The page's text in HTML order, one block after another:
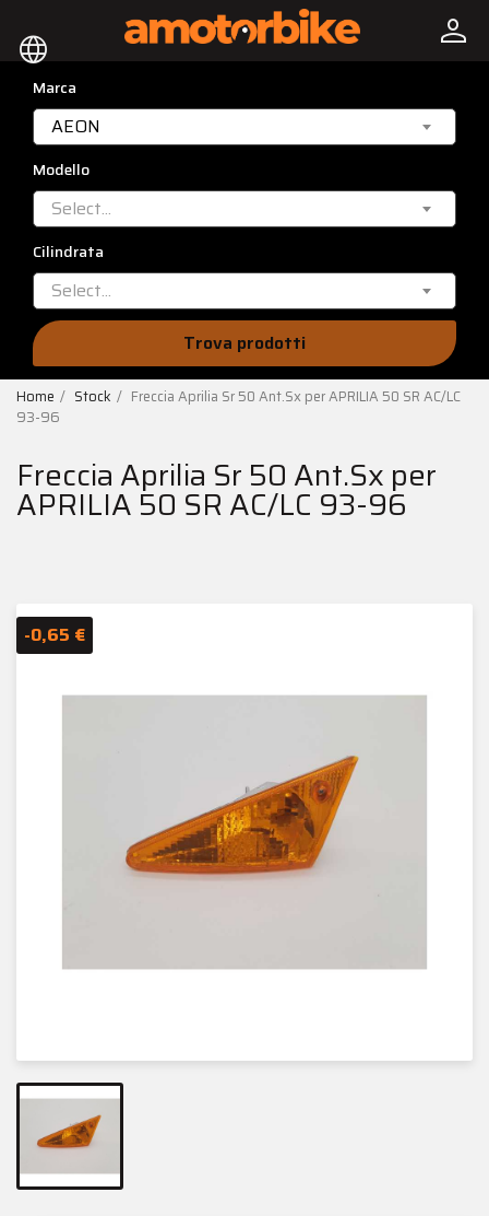
language person
Marca
AEON
Modello
Select...
Cilindrata
Select...
Trova prodotti
Home Stock
Freccia Aprilia Sr 50 Ant.Sx per APRILIA 50 SR AC/LC
93-96
Freccia Aprilia Sr 50 Ant.Sx per
APRILIA 50 SR AC/LC 93-96
-0,65 €